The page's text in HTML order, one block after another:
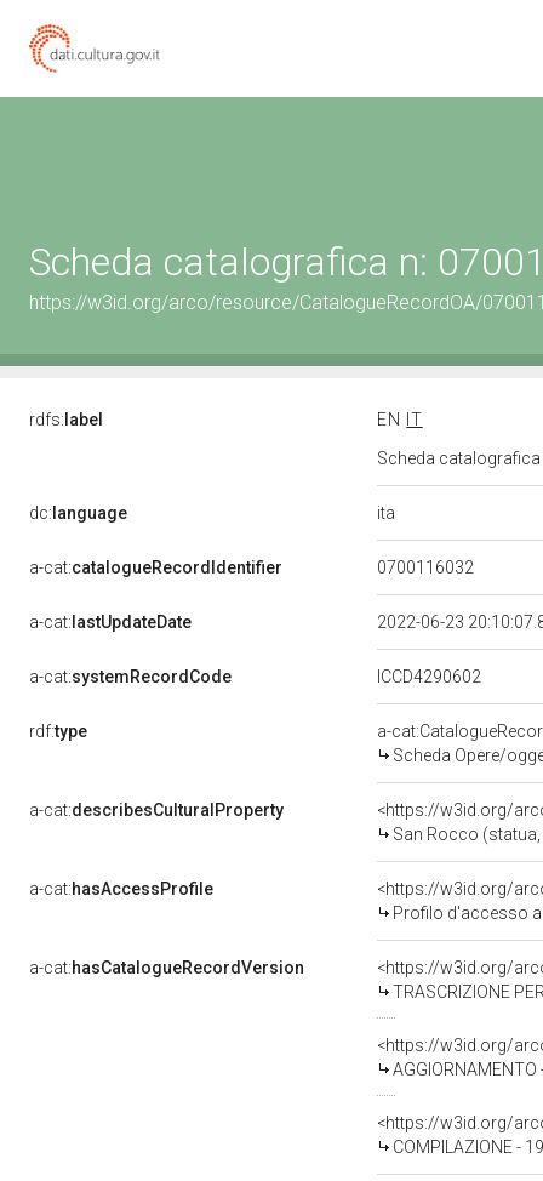
Scheda catalografica n:
https://w3id.org/arco/resource/CatalogueRecordOA/
rdfs: label EN
IT
Scheda
dc: language ita
a-cat:catalogueRecordIdentifier 0700116032
a-cat: lastUpdateDate 2022-06-23
a-cat:systemRecordCode ICCD4290602
rdf:type
a-
Scheda Opere/
a-cat:describesCulturalProperty
<https://w3id.org/
San Rocco
a-cat:hasAccessProfile
<https://w3id.org/
Profilo d'accesso
a-cat:hasCatalogueRecordVersion
<https://w3id.org/
TRASCRIZIONE
<https://w3id.org/
<https://w3id.org/
COMPILAZIONE -